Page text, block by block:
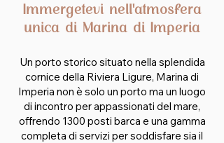
Immergetevi nell'atmosfera
unica di Marina di Imperia
Un porto storico situato nella splendida
cornice della Riviera Ligure, Marina di
Imperia non è solo un porto ma un luogo
di incontro per appassionati del mare,
offrendo 1300 posti barca e una gamma
completa di servizi per soddisfare sia il